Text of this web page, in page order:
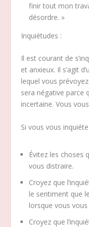
finir tout mon
désordre. »
Inquiétudes :
Il est courant de
et anxieux. Il s’agit
lequel vous
sera négative parce
incertaine. Vous
Si vous vous
Évitez les choses
vous distraire.
Croyez que
le sentiment que
lorsque vous
Croyez que